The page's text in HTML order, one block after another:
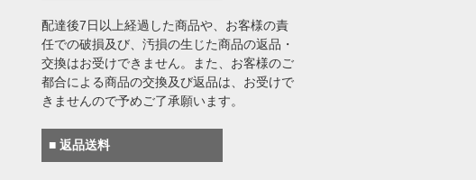
配達後7日以上経過した商品や、お客様の責
任での破損及び、汚損の生じた商品の返品・
交換はお受けできません。また、お客様のご
都合による商品の交換及び返品は、お受けで
きませんので予めご了承願います。
■ 返品送料